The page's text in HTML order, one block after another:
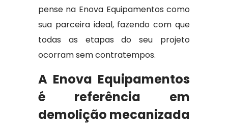
pense na Enova Equipamentos como
sua parceira ideal, fazendo com que
todas as etapas do seu projeto
ocorram sem contratempos.
A Enova Equipamentos
é referência em
demolição mecanizada